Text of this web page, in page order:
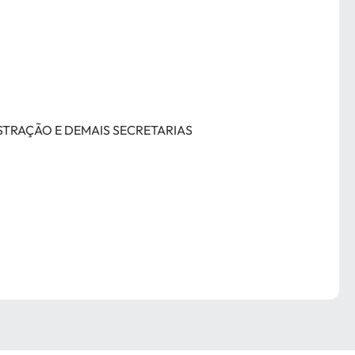
E DEMAIS SECRETARIAS